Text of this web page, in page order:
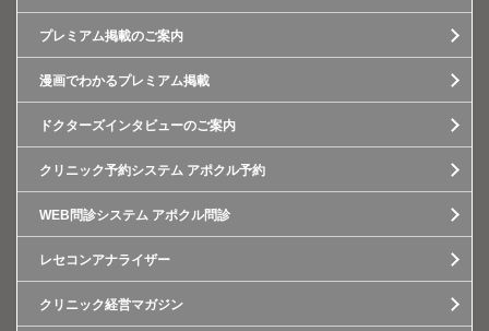
プレミアム掲載のご案内
漫画でわかるプレミアム掲載
ドクターズインタビューのご案内
クリニック予約システム アポクル予約
WEB問診システム アポクル問診
レセコンアナライザー
クリニック経営マガジン